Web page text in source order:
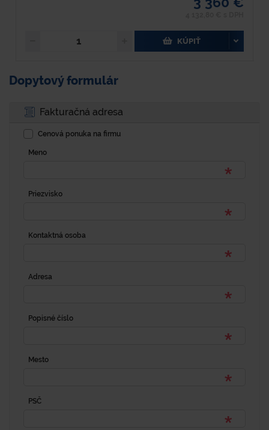
KÚPIŤ
Dopytový formulár
Fakturačná adresa
Cenová ponuka na firmu
Meno
Priezvisko
Kontaktná osoba
Adresa
Popisné číslo
Mesto
PSČ